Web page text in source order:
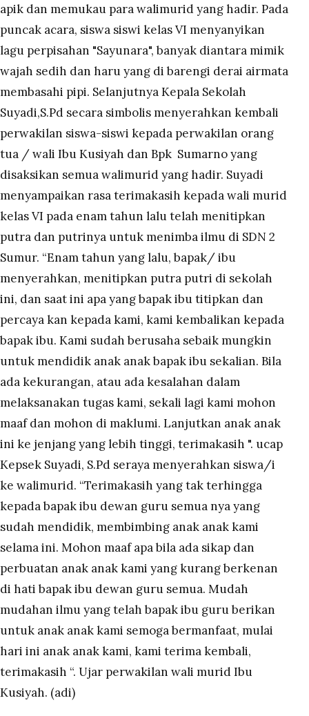
apik dan memukau para walimurid yang hadir. Pada
puncak acara, siswa siswi kelas VI menyanyikan
lagu perpisahan "Sayunara", banyak diantara mimik
wajah sedih dan haru yang di barengi derai airmata
membasahi pipi. Selanjutnya Kepala Sekolah
Suyadi,S.Pd secara simbolis menyerahkan kembali
perwakilan siswa-siswi kepada perwakilan orang
tua / wali Ibu Kusiyah dan Bpk Sumarno yang
disaksikan semua walimurid yang hadir. Suyadi
menyampaikan rasa terimakasih kepada wali murid
kelas VI pada enam tahun lalu telah menitipkan
putra dan putrinya untuk menimba ilmu di SDN 2
Sumur. “Enam tahun yang lalu, bapak/ ibu
menyerahkan, menitipkan putra putri di sekolah
ini, dan saat ini apa yang bapak ibu titipkan dan
percaya kan kepada kami, kami kembalikan kepada
bapak ibu. Kami sudah berusaha sebaik mungkin
untuk mendidik anak anak bapak ibu sekalian. Bila
ada kekurangan, atau ada kesalahan dalam
melaksanakan tugas kami, sekali lagi kami mohon
maaf dan mohon di maklumi. Lanjutkan anak anak
ini ke jenjang yang lebih tinggi, terimakasih ". ucap
Kepsek Suyadi, S.Pd seraya menyerahkan siswa/i
ke walimurid. “Terimakasih yang tak terhingga
kepada bapak ibu dewan guru semua nya yang
sudah mendidik, membimbing anak anak kami
selama ini. Mohon maaf apa bila ada sikap dan
perbuatan anak anak kami yang kurang berkenan
di hati bapak ibu dewan guru semua. Mudah
mudahan ilmu yang telah bapak ibu guru berikan
untuk anak anak kami semoga bermanfaat, mulai
hari ini anak anak kami, kami terima kembali,
terimakasih “. Ujar perwakilan wali murid Ibu
Kusiyah. (adi)